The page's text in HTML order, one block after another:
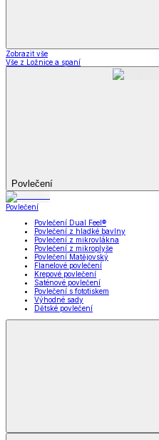
Zobrazit vše
Vše z Ložnice a spaní
Povlečení
Povlečení
Povlečení Dual Feel®
Povlečení z hladké bavlny
Povlečení z mikrovlákna
Povlečení z mikroplyše
Povlečení Matějovský
Flanelové povlečení
Krepové povlečení
Saténové povlečení
Povlečení s fototiskem
Výhodné sady
Dětské povlečení